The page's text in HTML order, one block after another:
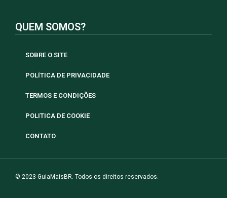
QUEM SOMOS?
SOBRE O SITE
POLÍTICA DE PRIVACIDADE
TERMOS E CONDIÇÕES
POLITICA DE COOKIE
CONTATO
© 2023 GuiaMaisBR. Todos os direitos reservados.